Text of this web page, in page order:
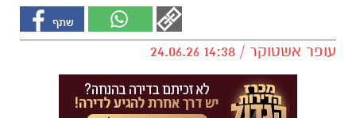
עופר אשטוקר / 14:38 24.06.26